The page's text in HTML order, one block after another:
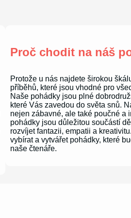
Proč chodit na náš
Protože u nás najdete širokou
příběhů, které jsou vhodné pro
Naše pohádky jsou plné
které Vás zavedou do světa snů.
nejen zábavné, ale také poučné a
pohádky jsou důležitou součástí
rozvíjet fantazii, empatii a
vybírat a vytvářet pohádky, které
naše čtenáře.